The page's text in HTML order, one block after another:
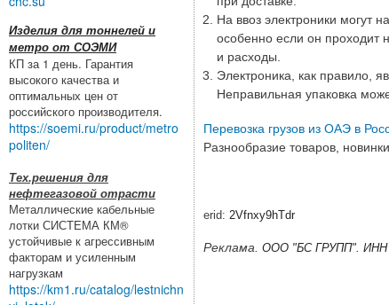
Изделия для тоннелей и
метро от СОЭМИ
КП за 1 день. Гарантия
высокого качества и
оптимальных цен от
российского производителя.
https://soemi.ru/product/metro
politen/
Тех.решения для
нефтегазовой отрасти
Металлические кабельные
лотки СИСТЕМА КМ®
устойчивые к агрессивным
факторам и усиленным
нагрузкам
https://km1.ru/catalog/lestnichn
На ввоз электроники могут
особенно если он проходит
и расходы.
Электроника, как правило,
Неправильная упаковка
Перевозка грузов из ОАЭ в
Разнообразие товаров,
erid: 2Vfnxy9hTdr
Реклама. ООО "БС ГРУПП". ИНН